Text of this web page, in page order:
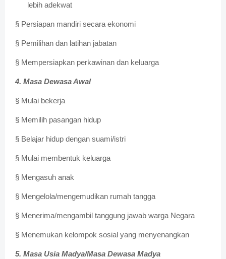
lebih adekwat
§ Persiapan mandiri secara ekonomi
§ Pemilihan dan latihan jabatan
§ Mempersiapkan perkawinan dan keluarga
4. Masa Dewasa Awal
§ Mulai bekerja
§ Memilih pasangan hidup
§ Belajar hidup dengan suami/istri
§ Mulai membentuk keluarga
§ Mengasuh anak
§ Mengelola/mengemudikan rumah tangga
§ Menerima/mengambil tanggung jawab warga Negara
§ Menemukan kelompok sosial yang menyenangkan
5. Masa Usia Madya/Masa Dewasa Madya